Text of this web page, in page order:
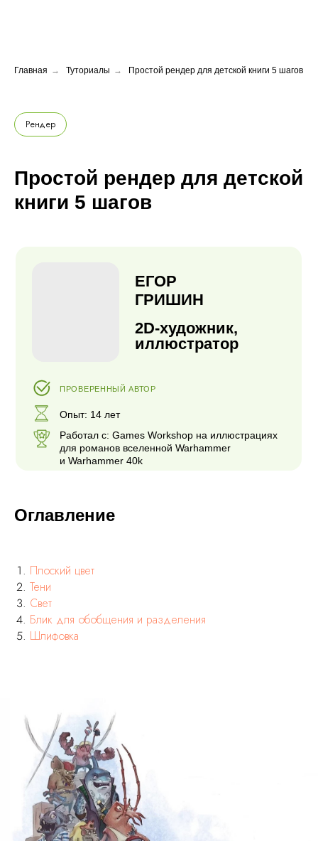
Главная → Туториалы → Простой рендер для детской книги 5 шагов
Рендер
Простой рендер для детской
книги 5 шагов
ЕГОР
Оглавление
Плоский цвет
Тени
Свет
Блик для обобщения и разделения
Шлифовка